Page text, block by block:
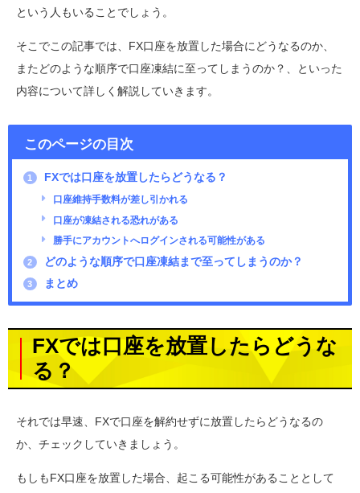
という人もいることでしょう。
そこでこの記事では、FX口座を放置した場合にどうなるのか、
またどのような順序で口座凍結に至ってしまうのか？、といった
内容について詳しく解説していきます。
このページの目次
1 FXでは口座を放置したらどうなる？
口座維持手数料が差し引かれる
口座が凍結される恐れがある
勝手にアカウントへログインされる可能性がある
2 どのような順序で口座凍結まで至ってしまうのか？
3 まとめ
FXでは口座を放置したらどうな
る？
それでは早速、FXで口座を解約せずに放置したらどうなるの
か、チェックしていきましょう。
もしもFX口座を放置した場合、起こる可能性があることとして